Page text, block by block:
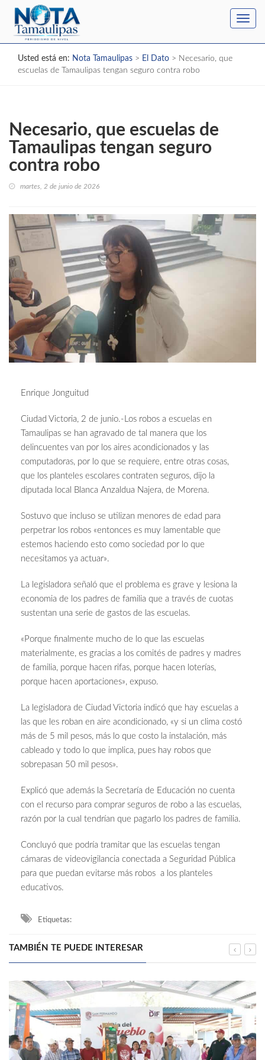
Usted está en: Nota Tamaulipas > El Dato > Necesario, que
escuelas de Tamaulipas tengan seguro contra robo
Necesario, que escuelas de
Tamaulipas tengan seguro
contra robo
martes, 2 de junio de 2026
Enrique Jonguitud
Ciudad Victoria, 2 de junio.-Los robos a escuelas en
Tamaulipas se han agravado de tal manera que los
delincuentes van por los aires acondicionados y las
computadoras, por lo que se requiere, entre otras cosas,
que los planteles escolares contraten seguros, dijo la
diputada local Blanca Anzaldua Najera, de Morena.
Sostuvo que incluso se utilizan menores de edad para
perpetrar los robos «entonces es muy lamentable que
estemos haciendo esto como sociedad por lo que
necesitamos ya actuar».
La legisladora señaló que el problema es grave y lesiona la
economia de los padres de familia que a través de cuotas
sustentan una serie de gastos de las escuelas.
«Porque finalmente mucho de lo que las escuelas
materialmente, es gracias a los comités de padres y madres
de familia, porque hacen rifas, porque hacen loterías,
porque hacen aportaciones», expuso.
La legisladora de Ciudad Victoria indicó que hay escuelas a
las que les roban en aire acondicionado, «y si un clima costó
más de 5 mil pesos, más lo que costo la instalación, más
cableado y todo lo que implica, pues hay robos que
sobrepasan 50 mil pesos».
Explicó que además la Secretaría de Educación no cuenta
con el recurso para comprar seguros de robo a las escuelas,
razón por la cual tendrían que pagarlo los padres de familia.
Concluyó que podría tramitar que las escuelas tengan
cámaras de videovigilancia conectada a Seguridad Pública
para que puedan evitarse más robos a los planteles
educativos.
Etiquetas:
TAMBIÉN TE PUEDE INTERESAR